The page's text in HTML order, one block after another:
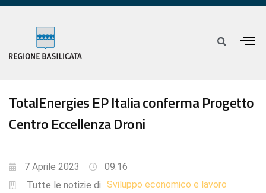
TotalEnergies EP Italia conferma Progetto
Centro Eccellenza Droni
7 Aprile 2023
09:16
Tutte le notizie di Sviluppo economico e lavoro